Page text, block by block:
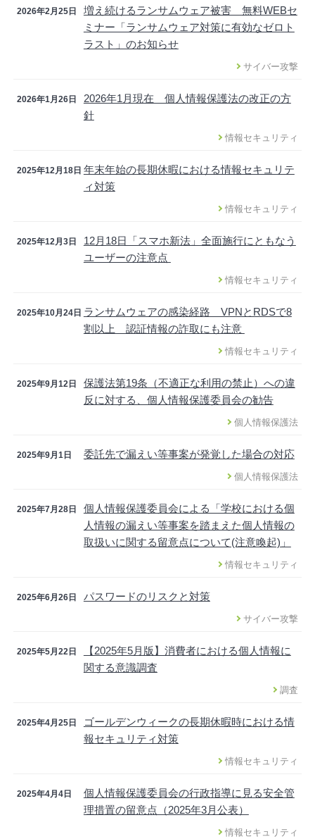
2026年2月25日
増え続けるランサムウェア被害 無料WEBセ
ミナー「ランサムウェア対策に有効なゼロト
ラスト」のお知らせ
サイバー攻撃
2026年1月26日
2026年1月現在 個人情報保護法の改正の方
針
情報セキュリティ
2025年12月18日 年末年始の長期休暇における情報セキュリテ
ィ対策
情報セキュリティ
2025年12月3日
12月18日「スマホ新法」全面施行にともなう
ユーザーの注意点
情報セキュリティ
2025年10月24日 ランサムウェアの感染経路 VPNとRDSで8
割以上 認証情報の詐取にも注意
情報セキュリティ
2025年9月12日
保護法第19条（不適正な利用の禁止）への違
反に対する、個人情報保護委員会の勧告
個人情報保護法
2025年9月1日 委託先で漏えい等事案が発覚した場合の対応
個人情報保護法
2025年7月28日
個人情報保護委員会による「学校における個
人情報の漏えい等事案を踏まえた個人情報の
取扱いに関する留意点について(注意喚起)」
情報セキュリティ
2025年6月26日 パスワードのリスクと対策
サイバー攻撃
2025年5月22日
【2025年5月版】消費者における個人情報に
関する意識調査
調査
2025年4月25日
ゴールデンウィークの長期休暇時における情
報セキュリティ対策
情報セキュリティ
2025年4月4日
個人情報保護委員会の行政指導に見る安全管
理措置の留意点（2025年3月公表）
情報セキュリティ